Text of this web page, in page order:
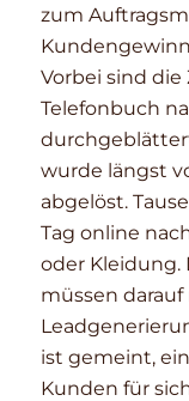
zum
Vorbei sind die
Telefonbuch
wurde längst
abgelöst.
Tag online
oder Kleidung.
müssen
ist gemeint,
Kunden für